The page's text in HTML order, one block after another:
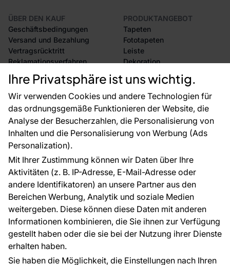
Ihre Privatsphäre ist uns wichtig.
Wir verwenden Cookies und andere Technologien für
das ordnungsgemäße Funktionieren der Website, die
Analyse der Besucherzahlen, die Personalisierung von
Inhalten und die Personalisierung von Werbung (Ads
Personalization).
Mit Ihrer Zustimmung können wir Daten über Ihre
Aktivitäten (z. B. IP-Adresse, E-Mail-Adresse oder
andere Identifikatoren) an unsere Partner aus den
Bereichen Werbung, Analytik und soziale Medien
weitergeben. Diese können diese Daten mit anderen
Informationen kombinieren, die Sie ihnen zur Verfügung
gestellt haben oder die sie bei der Nutzung ihrer Dienste
erhalten haben.
Sie haben die Möglichkeit, die Einstellungen nach Ihren
ÜBER DEN KAUF
Geschäftsbedingungen
Versand und Bezahlung
Vertragsrücktritt
Reklamationsverfahren
Rücksendung von Waren
CE-Zertifizierung
Großhandel
Raumvisualisierung
PRODUKTANGEBOT
Tapeten
Fototapeten
Leiste
Dekoration
Selbstklebende Folien
Zubehör
Tapetenmuster
FÜR SIE
Blog
EU-Projekte
Ratschläge und Tipps
FAQ
ÜBER DAS UNTERNEHMEN
Kontakt
Haben Sie Fragen? Wir helfen Ihnen gerne weiter
und beraten Sie persönlich.